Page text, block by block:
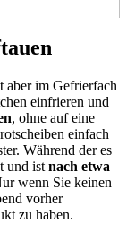
aber im Gefrierfach
einfrieren und
, ohne auf eine
einfach
Während der es
und ist nach etwa
wenn Sie keinen
vorher
zu haben.